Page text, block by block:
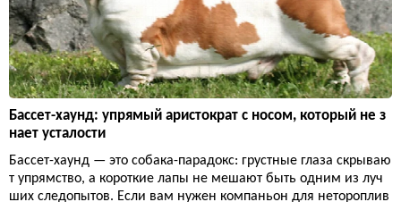
Бассет-хаунд: упрямый аристократ с носом, который не з
нает усталости
Бассет-хаунд — это собака-парадокс: грустные глаза скрываю
т упрямство, а короткие лапы не мешают быть одним из луч
ших следопытов. Если вам нужен компаньон для нетороплив